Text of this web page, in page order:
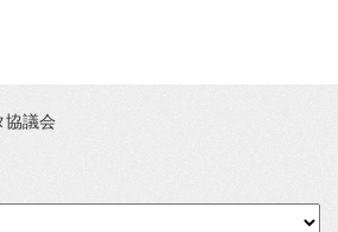
協議会